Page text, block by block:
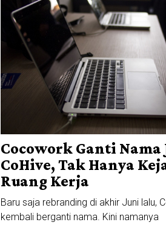
Cocowork Ganti Nama
CoHive, Tak Hanya
Ruang Kerja
Baru saja rebranding di akhir Juni lalu,
kembali berganti nama. Kini namanya